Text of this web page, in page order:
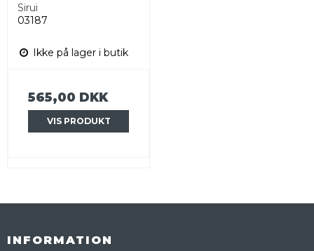
Sirui
03187
Ikke på lager i butik
565,00 DKK
VIS PRODUKT
INFORMATION